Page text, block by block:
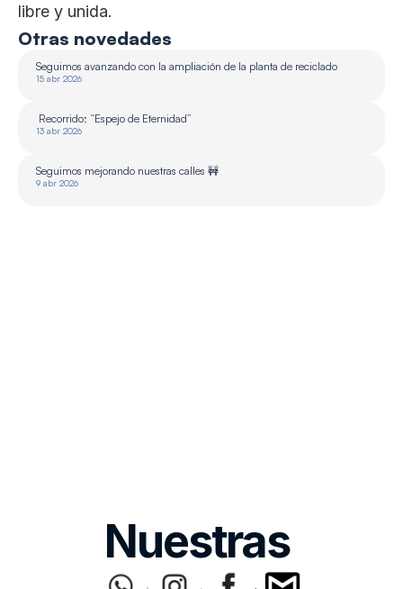
Otras novedades
Seguimos avanzando con la ampliación de la planta de reciclado
15 abr 2026
Recorrido: “Espejo de Eternidad”
13 abr 2026
Seguimos mejorando nuestras calles 🚧
9 abr 2026
libre y unida.
Nuestras